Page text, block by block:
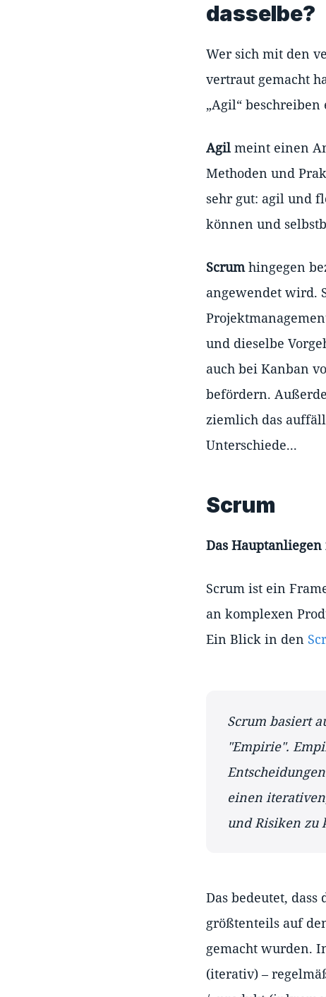
dasselbe?
Wer sich mit den
vertraut gemacht
„Agil“
Agil meint einen
Methoden und
sehr gut: agil und
können und
Scrumhingegen
angewendet wird.
und dieselbe
auch bei Kanban
befördern.
ziemlich das
Unterschiede...
Scrum
Das
Scrum ist ein
an komplexen
Ein Blick in den
Scrum basiert
"Empirie".
einen
und Risiken zu
Das bedeutet,
größtenteils auf
gemacht wurden.
(iterativ) –